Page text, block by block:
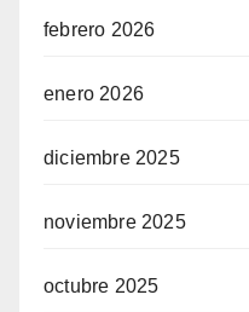
febrero 2026
enero 2026
diciembre 2025
noviembre 2025
octubre 2025